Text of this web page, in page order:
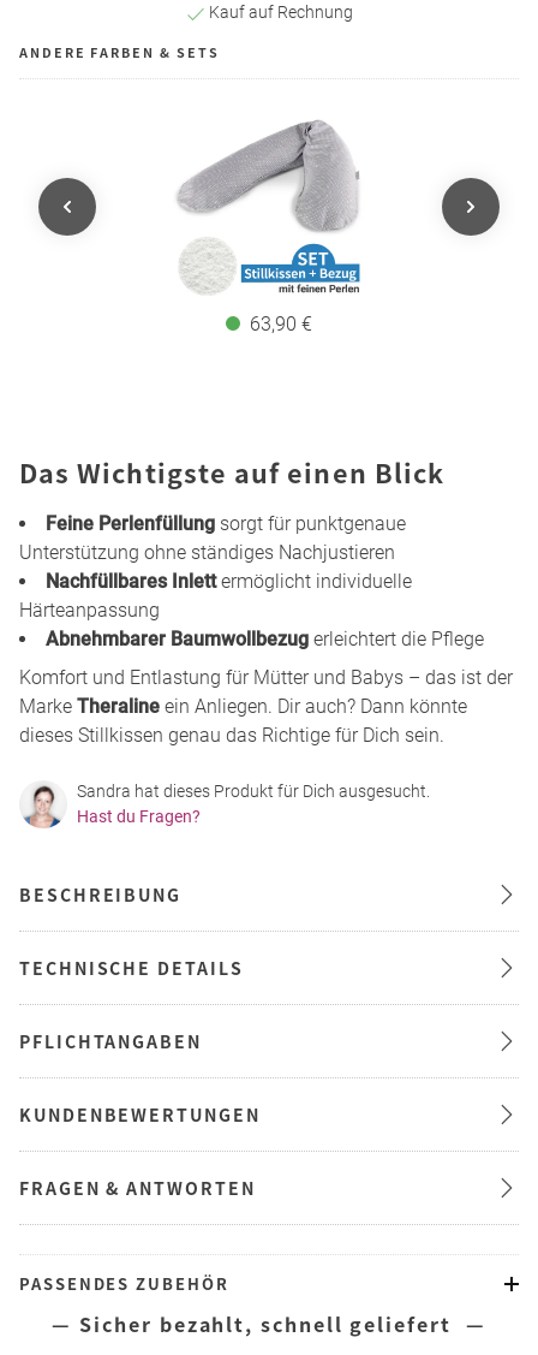
Kauf auf Rechnung
ANDERE FARBEN & SETS
63,90 €
Das Wichtigste auf einen Blick
Feine Perlenfüllung sorgt für punktgenaue
Unterstützung ohne ständiges Nachjustieren
Nachfüllbares Inlettermöglicht individuelle
Härteanpassung
Abnehmbarer Baumwollbezug erleichtert die Pflege
Komfort und Entlastung für Mütter und Babys – das ist der
Marke Theraline ein Anliegen. Dir auch? Dann könnte
dieses Stillkissen genau das Richtige für Dich sein.
Sandra hat dieses Produkt für Dich ausgesucht.
Hast du Fragen?
BESCHREIBUNG
TECHNISCHE DETAILS
PFLICHTANGABEN
KUNDENBEWERTUNGEN
FRAGEN & ANTWORTEN
PASSENDES ZUBEHÖR
— Sicher bezahlt, schnell geliefert —